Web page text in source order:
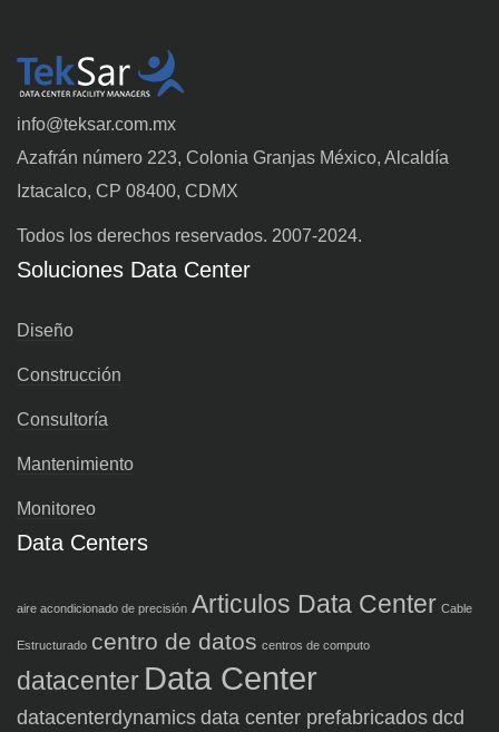
info@teksar.com.mx
Azafrán número 223, Colonia Granjas México, Alcaldía
Iztacalco, CP 08400, CDMX
Todos los derechos reservados. 2007-2024.
Soluciones Data Center
Diseño
Construcción
Consultoría
Mantenimiento
Monitoreo
Data Centers
aire acondicionado de precisión Articulos Data Center Cable
Estructurado centro de datos centros de computo
datacenter Data Center
datacenterdynamicsdata center prefabricadosdcd